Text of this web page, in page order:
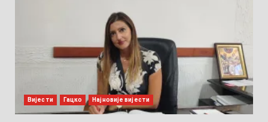
Вијести Гацко Најновије вијести